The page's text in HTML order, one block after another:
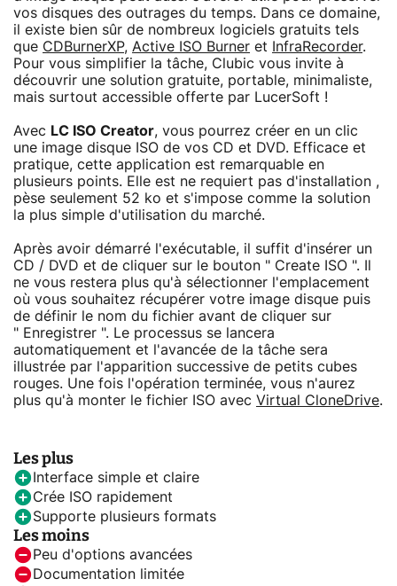
vos disques des outrages du temps. Dans ce domaine,
il existe bien sûr de nombreux logiciels gratuits tels
que CDBurnerXP, Active ISO Burner et InfraRecorder.
Pour vous simplifier la tâche, Clubic vous invite à
découvrir une solution gratuite, portable, minimaliste,
mais surtout accessible offerte par LucerSoft !
Avec LC ISO Creator, vous pourrez créer en un clic
une image disque ISO de vos CD et DVD. Efficace et
pratique, cette application est remarquable en
plusieurs points. Elle est ne requiert pas d'installation ,
pèse seulement 52 ko et s'impose comme la solution
la plus simple d'utilisation du marché.
Après avoir démarré l'exécutable, il suffit d'insérer un
CD / DVD et de cliquer sur le bouton " Create ISO ". Il
ne vous restera plus qu'à sélectionner l'emplacement
où vous souhaitez récupérer votre image disque puis
de définir le nom du fichier avant de cliquer sur
" Enregistrer ". Le processus se lancera
automatiquement et l'avancée de la tâche sera
illustrée par l'apparition successive de petits cubes
rouges. Une fois l'opération terminée, vous n'aurez
plus qu'à monter le fichier ISO avec Virtual CloneDrive.
Les plus
Interface simple et claire
Crée ISO rapidement
Supporte plusieurs formats
Les moins
Peu d'options avancées
Documentation limitée